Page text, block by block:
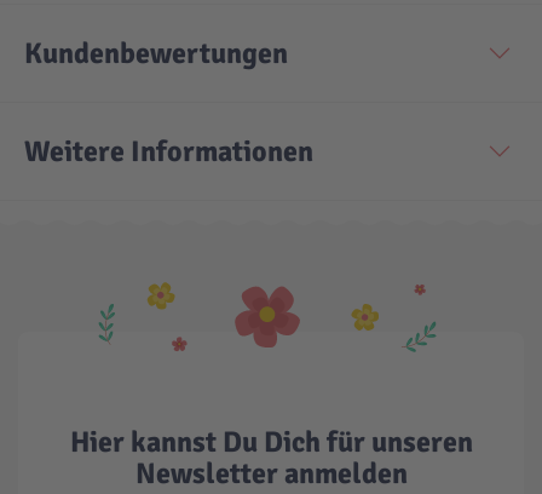
Kundenbewertungen
Weitere Informationen
Hier kannst Du Dich für unseren
Newsletter anmelden